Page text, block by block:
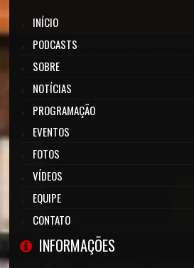
INÍCIO
PODCASTS
SOBRE
NOTÍCIAS
PROGRAMAÇÃO
EVENTOS
FOTOS
VÍDEOS
EQUIPE
CONTATO
INFORMAÇÕES